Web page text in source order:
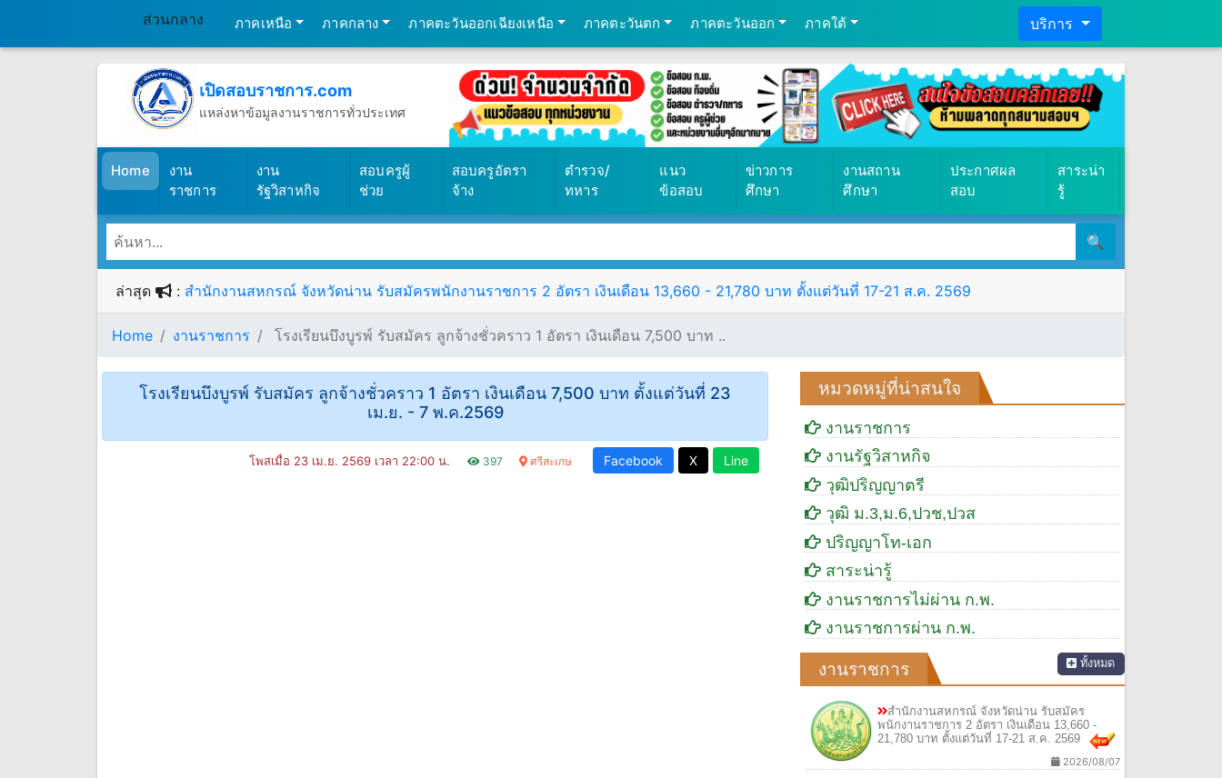
ส่วนกลาง ภาคเหนือ ภาคกลาง ภาคตะวันออกเฉียงเหนือ ภาคตะวันตก ภาคตะวันออก ภาคใต้ บริการ
เปิดสอบราชการ.com
แหล่งหาข้อมูลงานราชการทั่วประเทศ
Home(เปิดสอบราชการ)
งาน
ราชการ
งาน
รัฐวิสาหกิจ
สอบครูผู้
ช่วย
สอบครูอัตรา
จ้าง
ตำรวจ/
ทหาร
แนว
ข้อสอบ
ข่าวการ
ศึกษา
งานสถาน
ศึกษา
ประกาศผล
สอบ
สาระน่า
รู้
🔍
ล่าสุด : สำนักงานสหกรณ์ จังหวัดน่าน รับสมัครพนักงานราชการ 2 อัตรา เงินเดือน 13,660 - 21,780 บาท ตั้งแต่วันที่ 17-21 ส.ค. 2569
Home งานราชการ โรงเรียนบึงบูรพ์ รับสมัคร ลูกจ้างชั่วคราว 1 อัตรา เงินเดือน 7,500 บาท ..
โรงเรียนบึงบูรพ์ รับสมัคร ลูกจ้างชั่วคราว 1 อัตรา เงินเดือน 7,500 บาท ตั้งแต่วันที่ 23
เม.ย. - 7 พ.ค.2569
โพสเมื่อ 23 เม.ย. 2569 เวลา 22:00 น. 397 ศรีสะเกษ Facebook X Line
หมวดหมู่ที่น่าสนใจ
งานราชการ
งานรัฐวิสาหกิจ
วุฒิปริญญาตรี
วุฒิ ม.3,ม.6,ปวช,ปวส
ปริญญาโท-เอก
สาระน่ารู้
งานราชการไม่ผ่าน ก.พ.
งานราชการผ่าน ก.พ.
งานราชการ ทั้งหมด
สำนักงานสหกรณ์ จังหวัดน่าน รับสมัคร
พนักงานราชการ 2 อัตรา เงินเดือน 13,660 -
21,780 บาท ตั้งแต่วันที่ 17-21 ส.ค. 2569
2026/08/07